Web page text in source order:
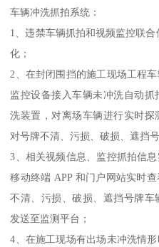
车辆冲洗抓拍系统：
1、违禁车辆抓拍和视频监控联
化；
2、在封闭围挡的施工现场工程
监控设备接入车辆未冲洗自动
洗装置，对离场车辆进行实时探
对号牌不清、污损、破损、遮挡
3、相关视频信息、监控抓拍信
移动终端 APP 和门户网站实时
不清、污损、破损、遮挡号牌
发送至监测平台；
4、在施工现场有出场未冲洗情